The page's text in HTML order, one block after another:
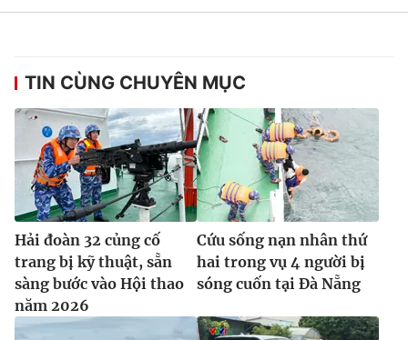
TIN CÙNG CHUYÊN MỤC
Hải đoàn 32 củng cố
trang bị kỹ thuật, sẵn
sàng bước vào Hội thao
năm 2026
Cứu sống nạn nhân thứ
hai trong vụ 4 người bị
sóng cuốn tại Đà Nẵng